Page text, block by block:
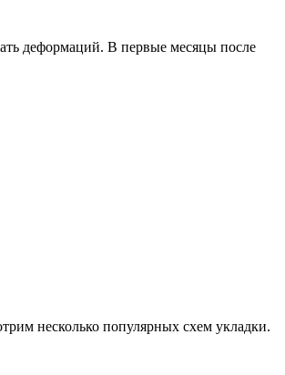
деформаций. В первые месяцы после
несколько популярных схем укладки.